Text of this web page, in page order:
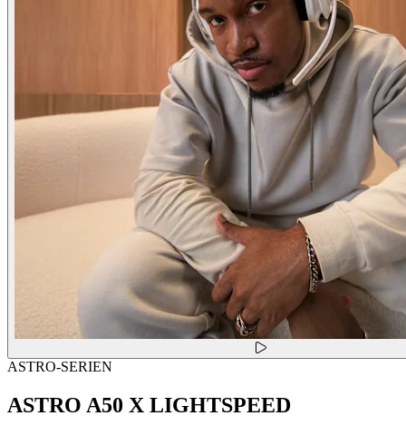
ASTRO-SERIEN
ASTRO A50 X LIGHTSPEED